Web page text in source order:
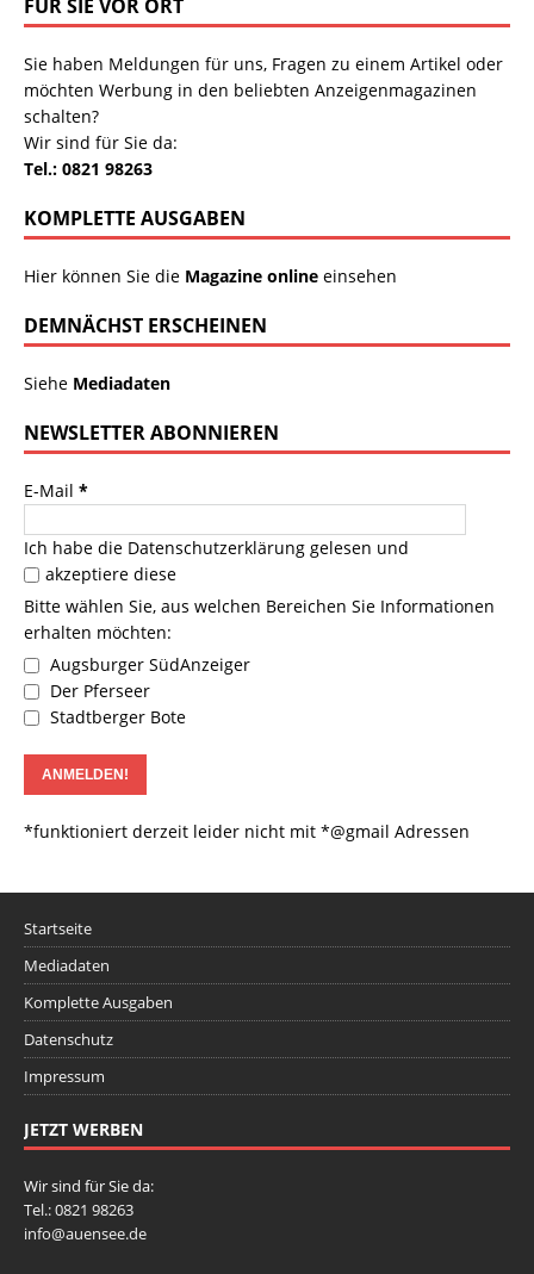
FÜR SIE VOR ORT
Sie haben Meldungen für uns, Fragen zu einem Artikel oder
möchten Werbung in den beliebten Anzeigenmagazinen
schalten?
Wir sind für Sie da:
Tel.: 0821 98263
KOMPLETTE AUSGABEN
Hier können Sie die Magazine online einsehen
DEMNÄCHST ERSCHEINEN
Siehe Mediadaten
NEWSLETTER ABONNIEREN
E-Mail *
Ich habe die Datenschutzerklärung gelesen und
akzeptiere diese
Bitte wählen Sie, aus welchen Bereichen Sie Informationen
erhalten möchten:
Augsburger SüdAnzeiger
Der Pferseer
Stadtberger Bote
*funktioniert derzeit leider nicht mit *@gmail Adressen
Startseite
Mediadaten
Komplette Ausgaben
Datenschutz
Impressum
JETZT WERBEN
Wir sind für Sie da:
Tel.: 0821 98263
info@auensee.de